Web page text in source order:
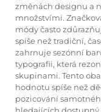
změnách designu a
množstvími.
módy často
spíše než tradiční,
zahrnuje sezónní
typografii, která
skupinami. Tento
hodnotu spíše než
pozicování